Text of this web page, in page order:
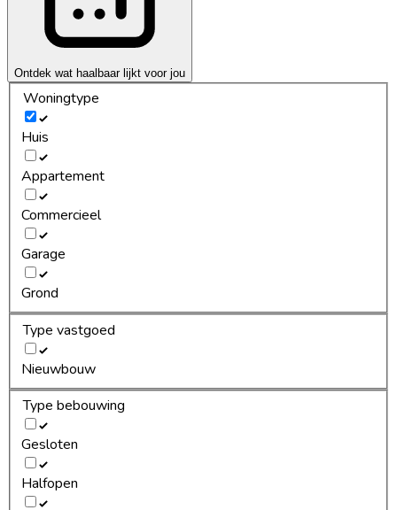
Ontdek wat haalbaar lijkt voor jou
Woningtype
Huis
Appartement
Commercieel
Garage
Grond
Type vastgoed
Nieuwbouw
Type bebouwing
Gesloten
Halfopen